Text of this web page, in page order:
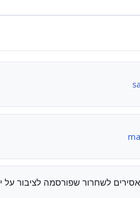
לשחרור שפורסמה לציבור על ידי שירות